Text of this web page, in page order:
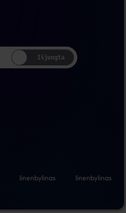
Išjungta
linenbylinas linenbylinas